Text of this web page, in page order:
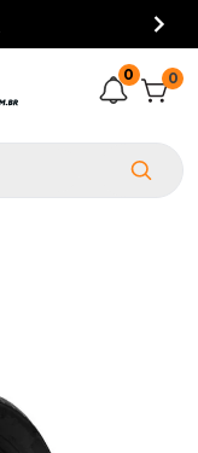
0 0